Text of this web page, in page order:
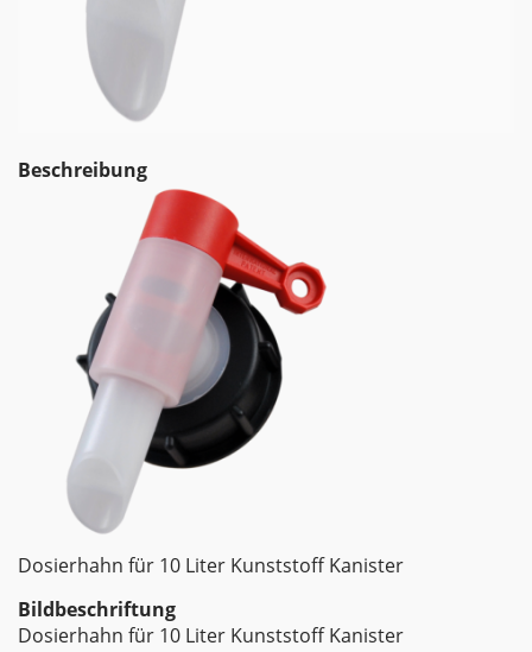
Beschreibung
Dosierhahn für 10 Liter Kunststoff Kanister
Bildbeschriftung
Dosierhahn für 10 Liter Kunststoff Kanister